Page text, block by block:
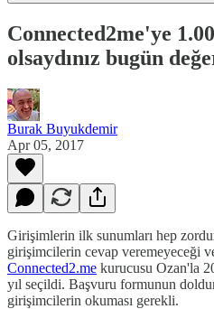
Connected2me'ye
olsaydınız bugün
Burak Buyukdemir
Apr 05, 2017
Girişimlerin ilk sunumları hep
girişimcilerin cevap veremeyeceği
Connected2.me kurucusu Ozan'la
yıl seçildi. Başvuru formunun
girişimcilerin okuması gerekli.